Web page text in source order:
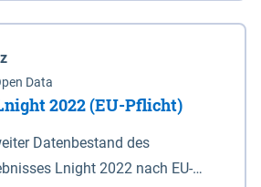
im Europäischen
1989 (ETRS 89) mit
Mercator-Abbildung
32 N (UTM 32N) dargestellt
gilt für die geografischen
Data
2022 (EU-Pflicht)
Datenbestand des
Lnight 2022 nach EU-